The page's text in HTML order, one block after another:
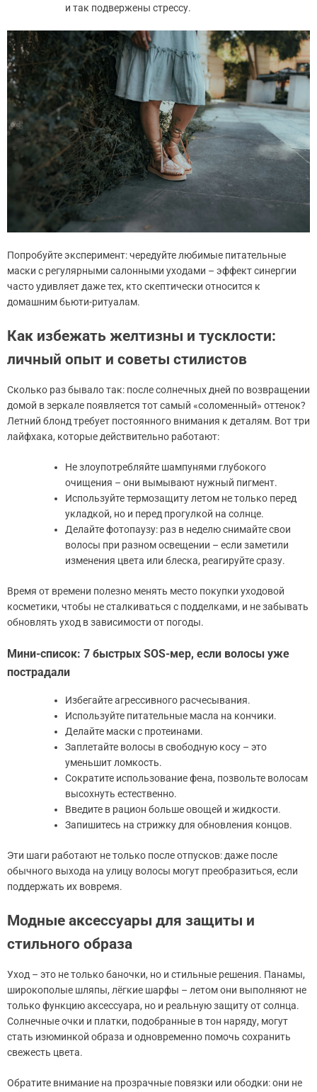
и так подвержены стрессу.
Попробуйте эксперимент: чередуйте любимые питательные
маски с регулярными салонными уходами – эффект синергии
часто удивляет даже тех, кто скептически относится к
домашним бьюти-ритуалам.
Как избежать желтизны и тусклости:
личный опыт и советы стилистов
Сколько раз бывало так: после солнечных дней по возвращении
домой в зеркале появляется тот самый «соломенный» оттенок?
Летний блонд требует постоянного внимания к деталям. Вот три
лайфхака, которые действительно работают:
Не злоупотребляйте шампунями глубокого
очищения – они вымывают нужный пигмент.
Используйте термозащиту летом не только перед
укладкой, но и перед прогулкой на солнце.
Делайте фотопаузу: раз в неделю снимайте свои
волосы при разном освещении – если заметили
изменения цвета или блеска, реагируйте сразу.
Время от времени полезно менять место покупки уходовой
косметики, чтобы не сталкиваться с подделками, и не забывать
обновлять уход в зависимости от погоды.
Мини-список: 7 быстрых SOS-мер, если волосы уже
пострадали
Избегайте агрессивного расчесывания.
Используйте питательные масла на кончики.
Делайте маски с протеинами.
Заплетайте волосы в свободную косу – это
уменьшит ломкость.
Сократите использование фена, позвольте волосам
высохнуть естественно.
Введите в рацион больше овощей и жидкости.
Запишитесь на стрижку для обновления концов.
Эти шаги работают не только после отпусков: даже после
обычного выхода на улицу волосы могут преобразиться, если
поддержать их вовремя.
Модные аксессуары для защиты и
стильного образа
Уход – это не только баночки, но и стильные решения. Панамы,
широкополые шляпы, лёгкие шарфы – летом они выполняют не
только функцию аксессуара, но и реальную защиту от солнца.
Солнечные очки и платки, подобранные в тон наряду, могут
стать изюминкой образа и одновременно помочь сохранить
свежесть цвета.
Обратите внимание на прозрачные повязки или ободки: они не